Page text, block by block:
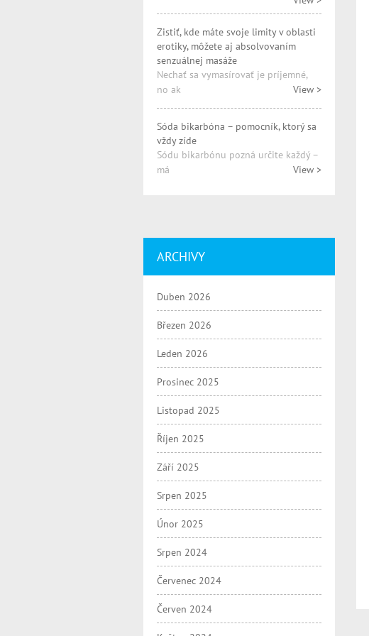
Zistiť, kde máte svoje limity v oblasti
erotiky, môžete aj absolvovaním
senzuálnej masáže
Nechať sa vymasírovať je príjemné,
no ak
View >
Sóda bikarbóna – pomocník, ktorý sa
vždy zíde
Sódu bikarbónu pozná určite každý –
má
View >
ARCHIVY
Duben 2026
Březen 2026
Leden 2026
Prosinec 2025
Listopad 2025
Říjen 2025
Září 2025
Srpen 2025
Únor 2025
Srpen 2024
Červenec 2024
Červen 2024